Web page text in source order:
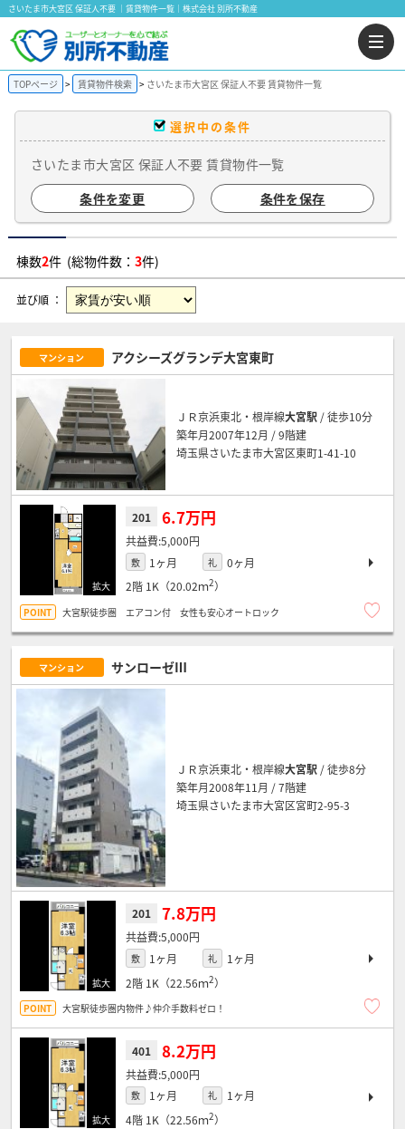
さいたま市大宮区 保証人不要 ｜賃貸物件一覧｜株式会社 別所不動産
TOPページ 賃貸物件検索 さいたま市大宮区 保証人不要 賃貸物件一覧
選択中の条件
さいたま市大宮区 保証人不要 賃貸物件一覧
条件を変更
条件を保存
棟数2件 (総物件数： 3件)
並び順 ：
マンション アクシーズグランデ大宮東町
ＪＲ京浜東北・根岸線大宮駅 / 徒歩10分
築年月2007年12月 / 9階建
埼玉県さいたま市大宮区東町1-41-10
201 6.7万円
5,000円
敷 1ヶ月 礼
0ヶ月
2階 1K（20.02ｍ2）
大宮駅徒歩圏 エアコン付 女性も安心オートロック
マンション サンローゼⅢ
ＪＲ京浜東北・根岸線大宮駅 / 徒歩8分
築年月2008年11月 / 7階建
埼玉県さいたま市大宮区宮町2-95-3
201 7.8万円
5,000円
敷 1ヶ月 礼
1ヶ月
2階 1K（22.56ｍ2）
大宮駅徒歩圏内物件♪仲介手数料ゼロ！
401 8.2万円
5,000円
敷 1ヶ月 礼
1ヶ月
4階 1K（22.56ｍ2）